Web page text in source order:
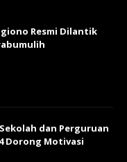
Resmi Dilantik
dan Perguruan
Dorong Motivasi